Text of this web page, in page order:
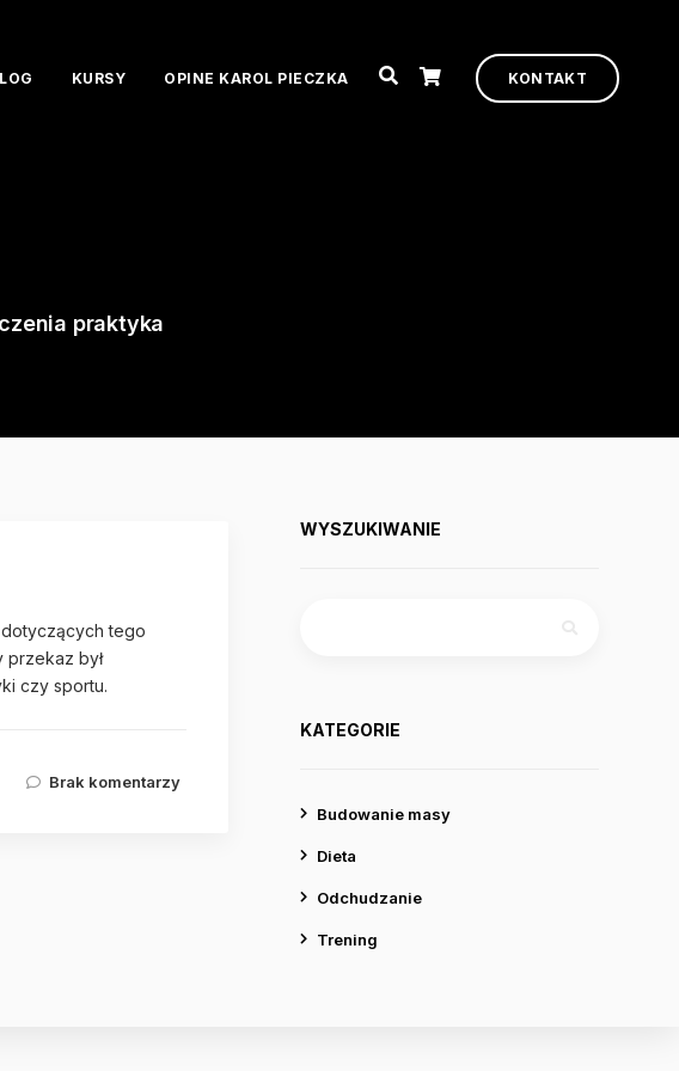
KURSY OPINE KAROL PIECZKA KONTAKT
praktyka
dotyczących tego
przekaz był
czy sportu.
Brak komentarzy
WYSZUKIWANIE
KATEGORIE
Budowanie masy
Dieta
Odchudzanie
Trening